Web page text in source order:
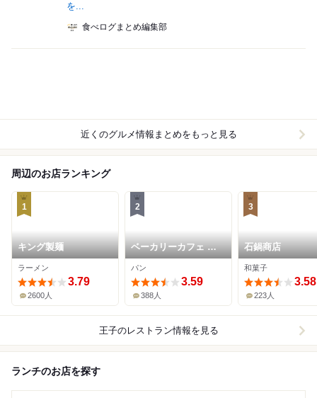
を...
食べログまとめ編集部
近くのグルメ情報まとめをもっと見る
周辺のお店ランキング
1
キング製麺
ラーメン
3.79
2600人
2
ベーカリーカフェ 明
治堂
パン
3.59
388人
3
石鍋商店
和菓子
3.58
223人
王子のレストラン情報を見る
ランチのお店を探す